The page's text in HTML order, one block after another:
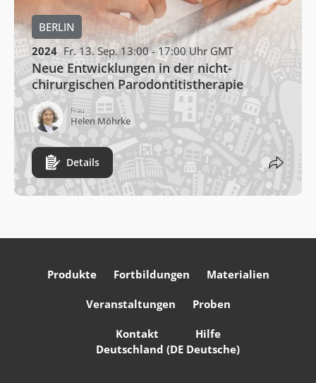
BERLIN
2024 Fr. 13. Sep. 13:00 - 17:00 Uhr GMT
Neue Entwicklungen in der nicht-
chirurgischen Parodontitistherapie
Frau
Helen Möhrke
Details
Produkte Fortbildungen Materialien
Veranstaltungen Proben
Kontakt
Hilfe
Deutschland (DE Deutsche)